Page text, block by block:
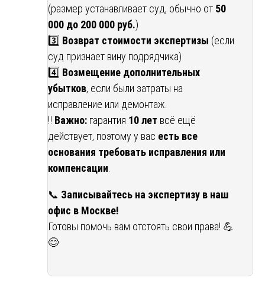
(размер устанавливает суд, обычно от 50
000 до 200 000 руб.)
3️⃣ Возврат стоимости экспертизы (если
суд признает вину подрядчика)
4️⃣ Возмещение дополнительных
убытков, если были затраты на
исправление или демонтаж.
‼️ Важно: гарантия 10 лет всё ещё
действует, поэтому у вас есть все
основания требовать исправления или
компенсации.
📞 Записывайтесь на экспертизу в наш
офис в Москве!
Готовы помочь вам отстоять свои права! 💪
😊